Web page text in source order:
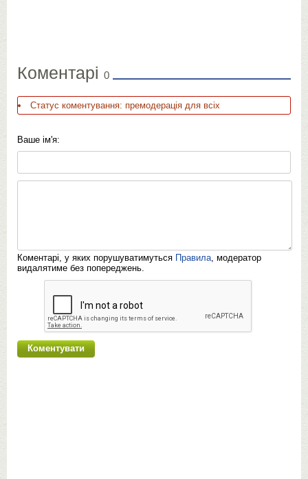
Коментарі 0
Статус коментування: премодерація для всіх
Ваше ім'я:
Коментарі, у яких порушуватимуться Правила, модератор
видалятиме без попереджень.